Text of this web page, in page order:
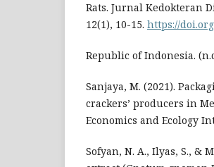
Rats. Jurnal Kedokteran
12(1), 10-15. https://
Republic of Indonesia.
Sanjaya, M. (2021).
crackers’ producers in
Economics and Ecology
Sofyan, N. A., Ilyas, S., &